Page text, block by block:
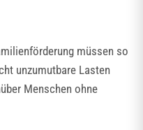
müssen so
unzumutbare Lasten
Menschen ohne